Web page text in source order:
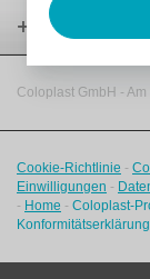
Coloplast
Coloplast GmbH - Am
Cookie-Richtlinie -
Einwilligungen -
- Home - Coloplast-
Konformitätserklärung